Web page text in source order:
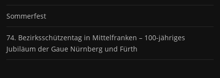
Sommerfest
74. Bezirksschützentag in Mittelfranken – 100-jähriges
Jubiläum der Gaue Nürnberg und Fürth